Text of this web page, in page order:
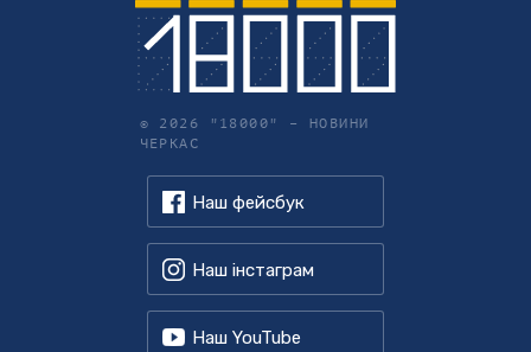
© 2026 "18000" – НОВИНИ
ЧЕРКАС
Наш фейсбук
Наш інстаграм
Наш YouTube